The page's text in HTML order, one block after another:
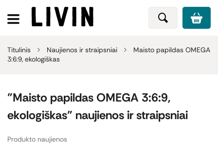
Titulinis Naujienos ir straipsniai
Maisto papildas OMEGA
3:6:9, ekologiškas
"Maisto papildas OMEGA 3:6:9,
ekologiškas" naujienos ir straipsniai
Produkto naujienos